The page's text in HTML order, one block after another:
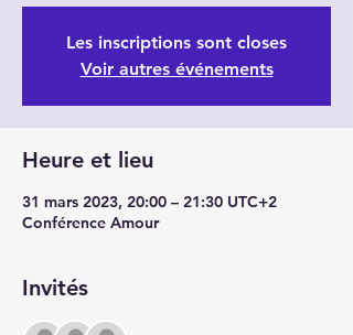
Les inscriptions sont closes
Voir autres événements
Heure et lieu
31 mars 2023, 20:00 – 21:30 UTC+2
Conférence Amour
Invités